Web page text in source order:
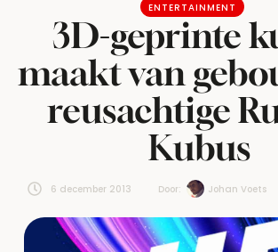
ENTERTAINMENT
3D-geprinte
maakt van
reusachtige
Kubus
6 december 2013 Door: Johan Voets